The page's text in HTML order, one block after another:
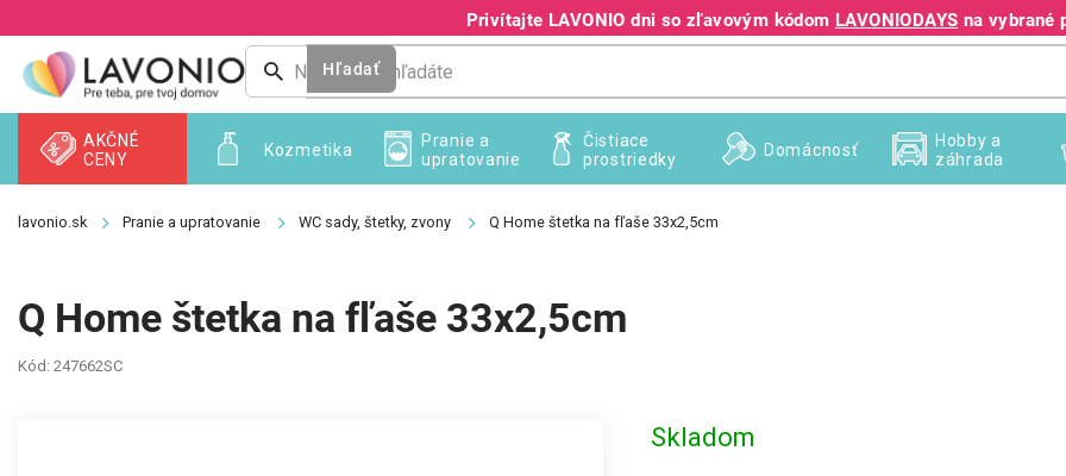
na
obsah
Privítajte LAVONIO dni so zľavovým kódom LAVONIODAYS na vybrané
+421 940 995 209
Hľadať
Kozmetika
AKČNÉ
CENY
Pranie a
upratovanie
Čistiace
prostriedky
Domácnosť
Hobby a
záhrada
Pranie a upratovanie WC sady, štetky, zvony Q Home štetka na fľaše 33x2,5cm
Q Home štetka na fľaše 33x2,5cm
Kód: 247662SC
Skladom